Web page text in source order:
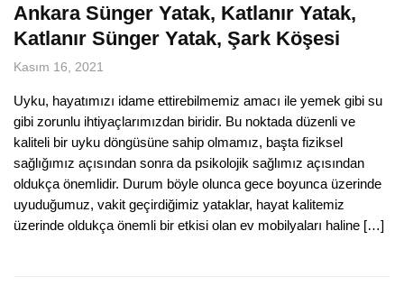
Ankara Sünger Yatak, Katlanır Yatak,
Katlanır Sünger Yatak, Şark Köşesi
Kasım 16, 2021
Uyku, hayatımızı idame ettirebilmemiz amacı ile yemek gibi su
gibi zorunlu ihtiyaçlarımızdan biridir. Bu noktada düzenli ve
kaliteli bir uyku döngüsüne sahip olmamız, başta fiziksel
sağlığımız açısından sonra da psikolojik sağlımız açısından
oldukça önemlidir. Durum böyle olunca gece boyunca üzerinde
uyuduğumuz, vakit geçirdiğimiz yataklar, hayat kalitemiz
üzerinde oldukça önemli bir etkisi olan ev mobilyaları haline […]